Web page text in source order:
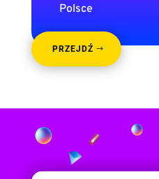
Polsce
PRZEJDŹ